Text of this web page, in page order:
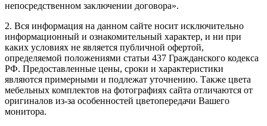
непосредственном заключении договора».
2. Вся информация на данном сайте носит исключительно
информационный и ознакомительный характер, и ни при
каких условиях не является публичной офертой,
определяемой положениями статьи 437 Гражданского кодекса
РФ. Предоставленные цены, сроки и характеристики
являются примерными и подлежат уточнению. Также цвета
мебельных комплектов на фотографиях сайта отличаются от
оригиналов из-за особенностей цветопередачи Вашего
монитора.